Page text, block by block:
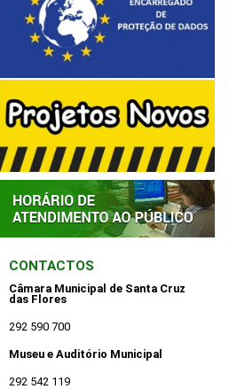
CONTACTOS
Câmara Municipal de Santa Cruz
das Flores
292 590 700
Museu e Auditório Municipal
292 542 119